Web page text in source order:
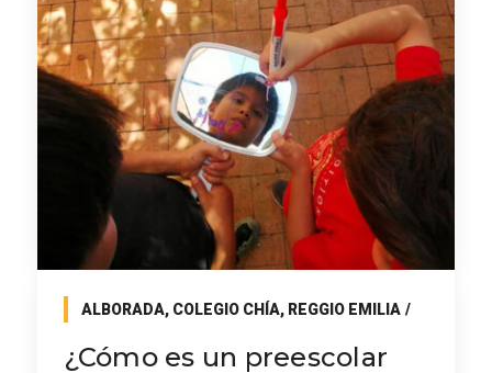
ALBORADA, COLEGIO CHÍA, REGGIO EMILIA
¿Cómo es un preescolar